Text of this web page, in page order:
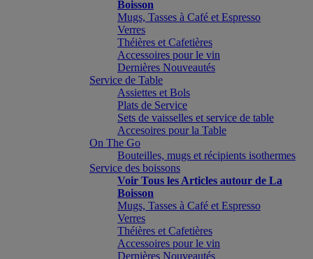
Boisson
Mugs, Tasses à Café et Espresso
Verres
Théières et Cafetières
Accessoires pour le vin
Dernières Nouveautés
Service de Table
Assiettes et Bols
Plats de Service
Sets de vaisselles et service de table
Accesoires pour la Table
On The Go
Bouteilles, mugs et récipients isothermes
Service des boissons
Voir Tous les Articles autour de La
Boisson
Mugs, Tasses à Café et Espresso
Verres
Théières et Cafetières
Accessoires pour le vin
Dernières Nouveautés